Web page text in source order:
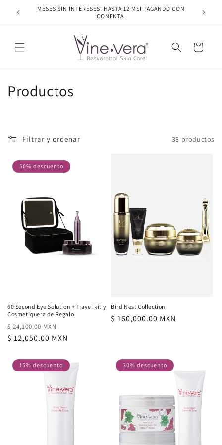
directamente¡MESES SIN INTERESES! HASTA 12 MSI PAGANDO CON
CONEKTA
ENVÍO
Carrito
C
e
c
Productos
Filtrar y ordenar 38 productos
50% descuento
60 Second Eye Solution + Travel kit y
Cosmetiquera de Regalo
Precio
habitual
$ 24,100.00 MXN
de
$ 12,050.00 MXN
Bird Nest Collection
Precio
$ 160,000.00 MXN
15% descuento 30% descuento